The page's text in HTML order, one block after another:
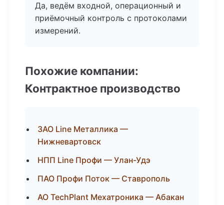
Да, ведём входной, операционный и
приёмочный контроль с протоколами
измерений.
Похожие компании:
Контрактное производство
ЗАО Line Металлика —
Нижневартовск
НПП Line Профи — Улан-Удэ
ПАО Профи Поток — Ставрополь
АО TechPlant Мехатроника — Абакан